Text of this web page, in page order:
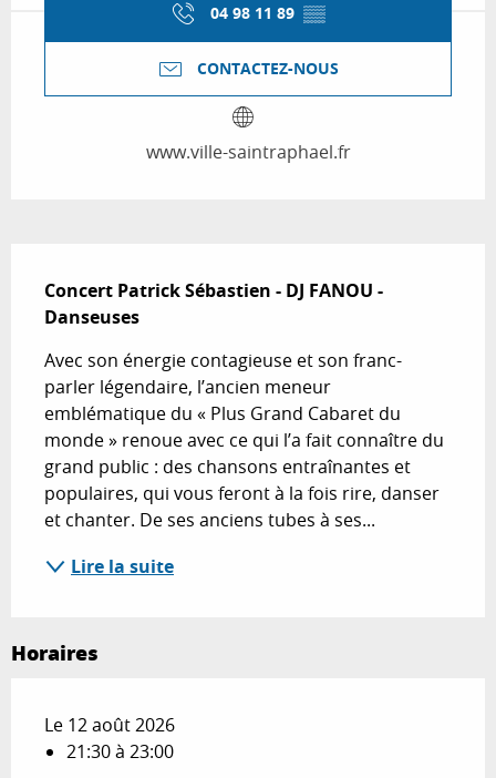
04 98 11 89 ▒▒
CONTACTEZ-NOUS
www.ville-saintraphael.fr
Concert Patrick Sébastien - DJ FANOU -
Danseuses
Avec son énergie contagieuse et son franc-
parler légendaire, l’ancien meneur
emblématique du « Plus Grand Cabaret du
monde » renoue avec ce qui l’a fait connaître du
grand public : des chansons entraînantes et
populaires, qui vous feront à la fois rire, danser
et chanter. De ses anciens tubes à ses...
Lire la suite
Horaires
Le 12 août 2026
21:30 à 23:00